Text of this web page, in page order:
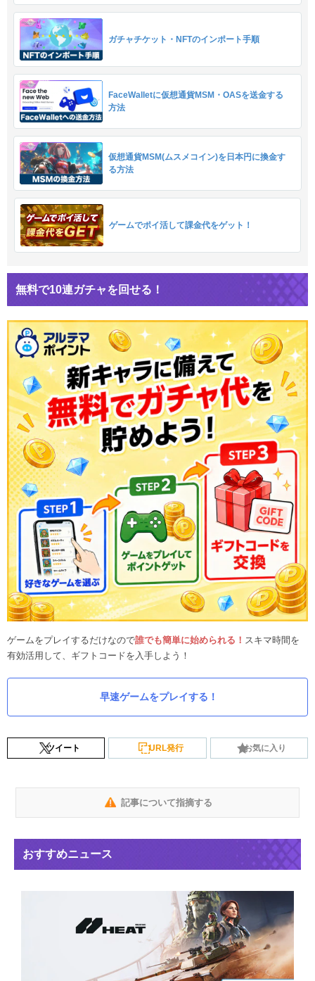
ガチャチケット・NFTのインポート手順
FaceWalletに仮想通貨MSM・OASを送金する
方法
仮想通貨MSM(ムスメコイン)を日本円に換金す
る方法
ゲームでポイ活して課金代をゲット！
無料で10連ガチャを回せる！
ゲームをプレイするだけなので誰でも簡単に始められる！ スキマ時間を
有効活用して、ギフトコードを入手しよう！
早速ゲームをプレイする！
ツイート URL発行 お気に入り
記事について指摘する
おすすめニュース